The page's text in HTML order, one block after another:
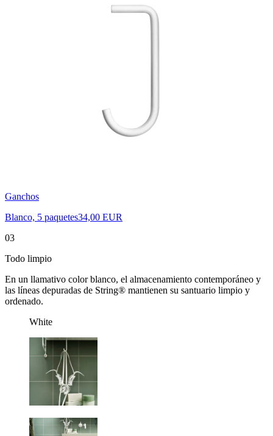
Ganchos
Blanco, 5 paquetes34,00 EUR
03
Todo limpio
En un llamativo color blanco, el almacenamiento contemporáneo y
las líneas depuradas de String® mantienen su santuario limpio y
ordenado.
White